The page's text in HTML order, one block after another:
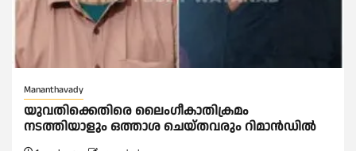
Mananthavady
യുവതിക്കെതിരെ ലൈംഗീകാതിക്രമം
നടത്തിയാളും ഒത്താശ ചെയ്തവരും റിമാൻഡിൽ